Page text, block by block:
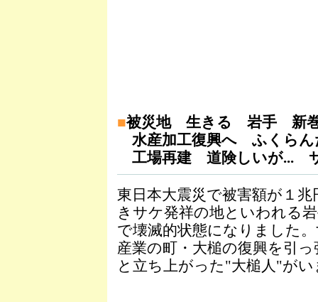
■被災地 生きる 岩手 新巻
水産加工復興へ ふくらん
工場再建 道険しいが...
東日本大震災で被害額が１
きサケ発祥の地といわれる
で壊滅的状態になりました
産業の町・大槌の復興を引
と立ち上がった"大槌人"がい